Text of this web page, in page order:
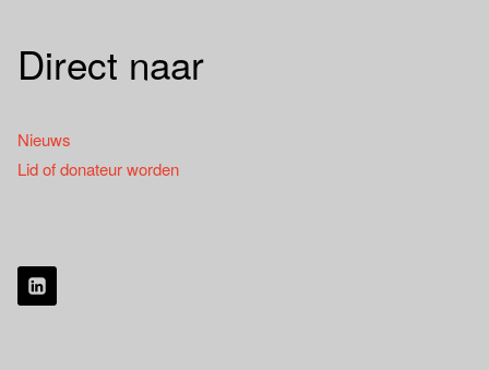
Direct naar
Nieuws
Lid of donateur worden